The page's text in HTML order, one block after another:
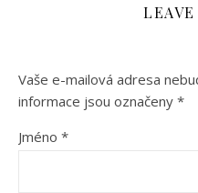
LEAVE
Vaše e-mailová adresa
informace jsou označeny *
Jméno *